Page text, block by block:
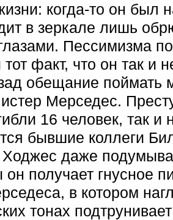
когда-то он был
в зеркале лишь
Пессимизма
тот факт, что он так и
обещание поймать
Мерседес.
16 человек, так
бывшие коллеги
даже
получает гнусное
в котором
тонах